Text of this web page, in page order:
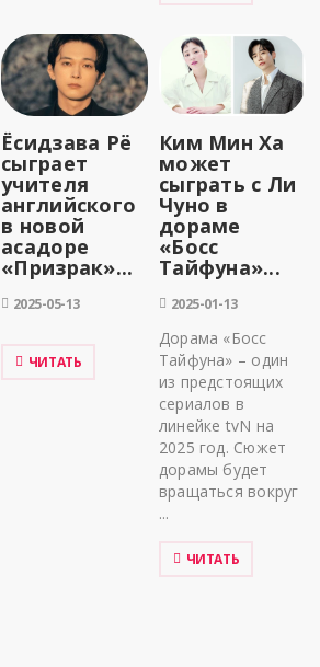
Ёсидзава Рё
сыграет
учителя
английского
в новой
асадоре
«Призрак»...
2025-05-13
ЧИТАТЬ
Ким Мин Ха
может
сыграть с Ли
Чуно в
дораме
«Босс
Тайфуна»...
2025-01-13
Дорама «Босс
Тайфуна» – один
из предстоящих
сериалов в
линейке tvN на
2025 год. Сюжет
дорамы будет
вращаться вокруг
...
ЧИТАТЬ